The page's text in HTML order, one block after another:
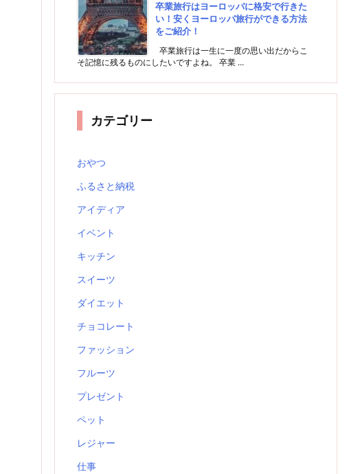
卒業旅行はヨーロッパに格安で行きた
い！安くヨーロッパ旅行ができる方法
をご紹介！
卒業旅行は一生に一度の思い出だからこ
そ記憶に残るものにしたいですよね。 卒業 ...
カテゴリー
おやつ
ふるさと納税
アイディア
イベント
キッチン
スイーツ
ダイエット
チョコレート
ファッション
フルーツ
プレゼント
ペット
レジャー
仕事